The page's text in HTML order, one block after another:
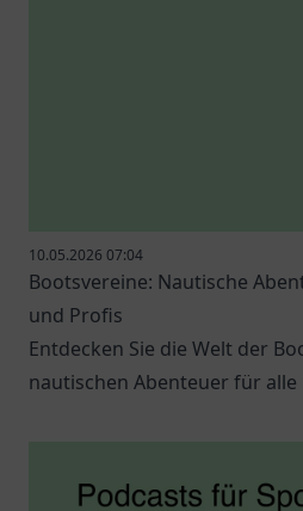
10.05.2026 07:04
Bootsvereine: Nautische
und Profis
Entdecken Sie die Welt der
nautischen Abenteuer für